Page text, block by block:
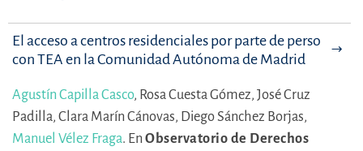
El acceso a centros residenciales por parte de personas
con TEA en la Comunidad Autónoma de Madrid
Agustín Capilla Casco, Rosa Cuesta Gómez, José Cruz
Padilla, Clara Marín Cánovas, Diego Sánchez Borjas,
Manuel Vélez Fraga. EnObservatorio de Derechos